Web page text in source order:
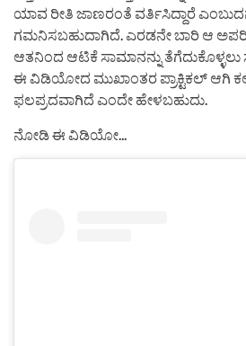
ಯಾವ ರೀತಿ ಜಾಣರಂತೆ ವರ್ತಿಸಿದ್ದಾರೆ
ಗಮನಿಸಬಹುದಾಗಿದೆ. ಎರಡನೇ ಬಾರಿ ಆ
ಆತನಿಂದ ಆಟಿಕೆ ಸಾಮಾನನ್ನು ತೆಗೆದುಕೊಳ್ಳಲು
ಈ ವಿಡಿಯೋದ ಮುಖಾಂತರ ಪ್ರಾಕ್ಟಿಕಲ್ ಆಗಿ
ಫಲಪ್ರದವಾಗಿದೆ ಎಂದೇ ಹೇಳಬಹುದು.
ನೋಡಿ ಈ ವಿಡಿಯೋ…